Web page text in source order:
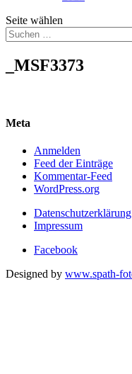
Seite wählen
_MSF3373
Meta
Anmelden
Feed der Einträge
Kommentar-Feed
WordPress.org
Datenschutzerklärung
Impressum
Facebook
Designed by www.spath-